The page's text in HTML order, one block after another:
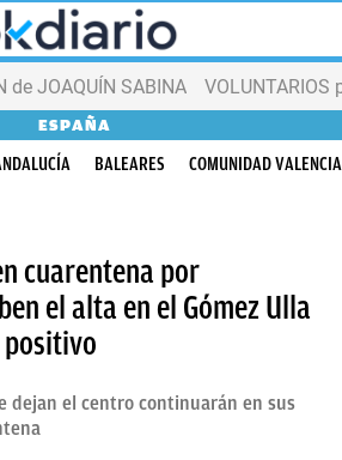
de JOAQUÍN SABINA VOLUNTARIOS
ESPAÑA
BALEARES COMUNIDAD
cuarentena por
el alta en el Gómez Ulla
positivo
dejan el centro continuarán en sus